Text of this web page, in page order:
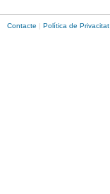
Contacte | Política de Privacitat